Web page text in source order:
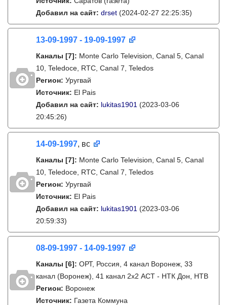
Добавил на сайт: drset (2024-02-27 22:25:35)
13-09-1997 - 19-09-1997
Каналы [7]: Monte Carlo Television, Canal 5, Canal
10, Teledoce, RTC, Canal 7, Teledos
Регион: Уругвай
Источник: El Pais
Добавил на сайт: lukitas1901 (2023-03-06
20:45:26)
14-09-1997, вс
Каналы [7]: Monte Carlo Television, Canal 5, Canal
10, Teledoce, RTC, Canal 7, Teledos
Регион: Уругвай
Источник: El Pais
Добавил на сайт: lukitas1901 (2023-03-06
20:59:33)
08-09-1997 - 14-09-1997
Каналы [6]: ОРТ, Россия, 4 канал Воронеж, 33
канал (Воронеж), 41 канал 2x2 АСТ - НТК Дон, НТВ
Регион: Воронеж
Источник: Газета Коммуна